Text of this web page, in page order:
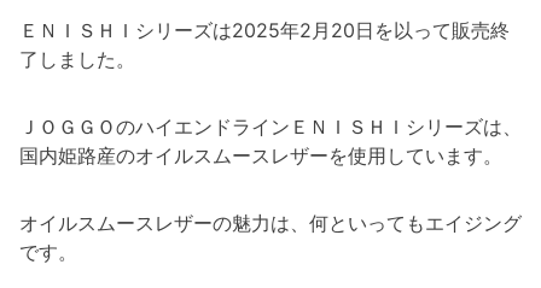
ＥＮＩＳＨＩシリーズは2025年2月20日を以って販売終
了しました。
ＪＯＧＧＯのハイエンドラインＥＮＩＳＨＩシリーズは、
国内姫路産のオイルスムースレザーを使用しています。
オイルスムースレザーの魅力は、何といってもエイジング
です。